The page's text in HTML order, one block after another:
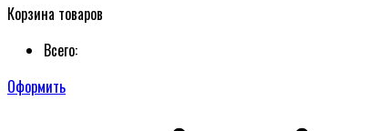
Корзина товаров
Всего:
Оформить